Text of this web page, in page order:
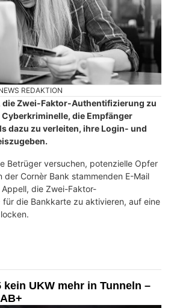
REDAKTION
Zwei-Faktor-Authentifizierung zu
die Empfänger
dazu zu verleiten, ihre Login- und
Betrüger versuchen, potenzielle Opfer
der Cornèr Bank stammenden E-Mail
die Zwei-Faktor-
für die Bankkarte zu aktivieren, auf eine
kein UKW mehr in Tunneln –